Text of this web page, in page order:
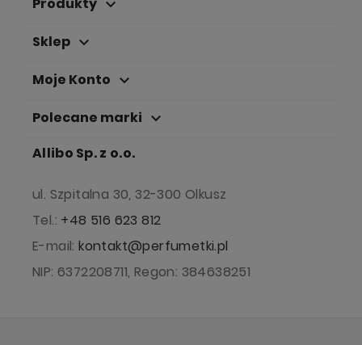
keyboard_arrow_down
Sklep keyboard_arrow_down
Moje Konto keyboard_arrow_down
Polecane marki keyboard_arrow_down
Allibo Sp. z o.o.
ul. Szpitalna 30, 32-300 Olkusz
Tel.: +48 516 623 812
E-mail:kontakt@perfumetki.pl
NIP: 6372208711, Regon: 384638251